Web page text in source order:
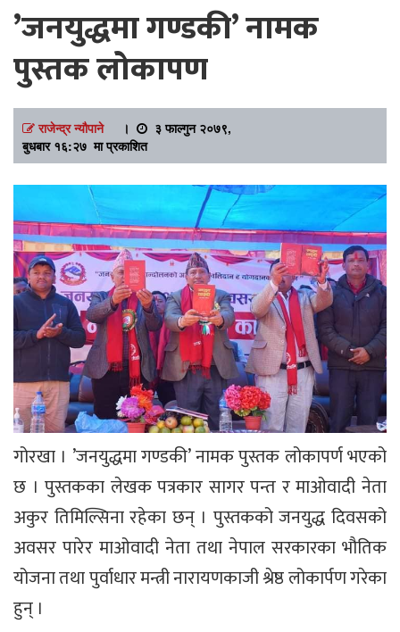
’जनयुद्धमा गण्डकी’ नामक
पुस्तक लोकापण
राजेन्द्र न्यौपाने।
३ फाल्गुन २०७९,
बुधबार १६:२७ मा प्रकाशित
गोरखा । ’जनयुद्धमा गण्डकी’ नामक पुस्तक लोकापर्ण भएको
छ । पुस्तकका लेखक पत्रकार सागर पन्त र माओवादी नेता
अकुर तिमिल्सिना रहेका छन् । पुस्तकको जनयुद्ध दिवसको
अवसर पारेर माओवादी नेता तथा नेपाल सरकारका भौतिक
योजना तथा पुर्वाधार मन्त्री नारायणकाजी श्रेष्ठ लोकार्पण गरेका
हुन् ।